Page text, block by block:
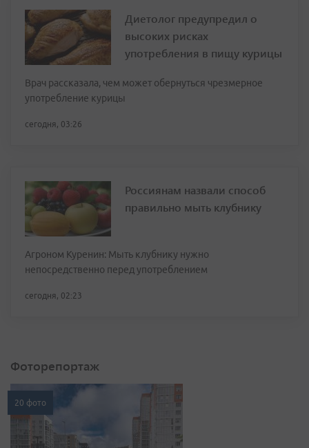
Диетолог предупредил о
высоких рисках
употребления в пищу курицы
Врач рассказала, чем может обернуться чрезмерное
употребление курицы
сегодня, 03:26
Россиянам назвали способ
правильно мыть клубнику
Агроном Куренин: Мыть клубнику нужно
непосредственно перед употреблением
сегодня, 02:23
Фоторепортаж
20 фото